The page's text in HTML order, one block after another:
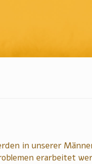
in unserer
erarbeitet